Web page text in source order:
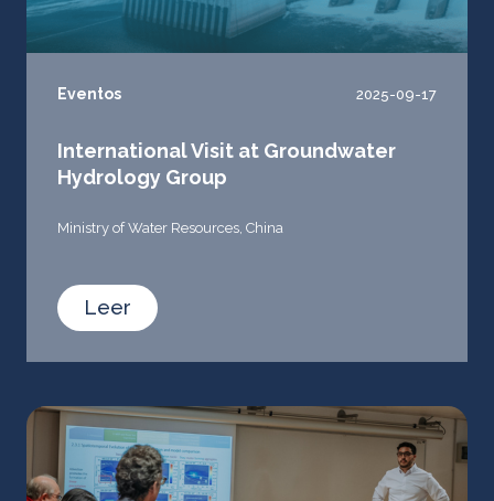
Eventos 2025-09-17
International Visit at Groundwater
Hydrology Group
Ministry of Water Resources, China
Leer